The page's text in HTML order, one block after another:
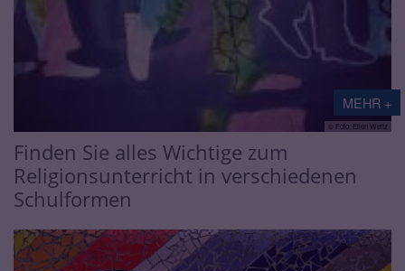
MEHR +
© Foto: Ellen Weitz
Finden Sie alles Wichtige zum
Religionsunterricht in verschiedenen
Schulformen